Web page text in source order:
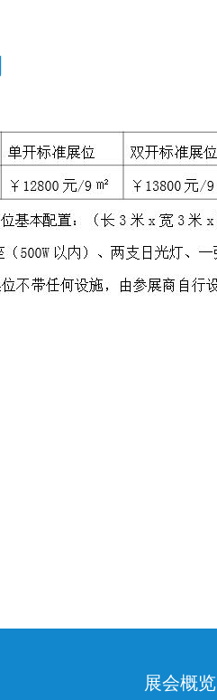
展会概览